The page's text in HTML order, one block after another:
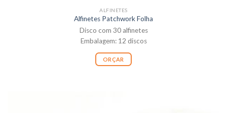
ALFINETES
Alfinetes Patchwork Folha
Disco com 30 alfinetes
Embalagem: 12 discos
ORÇAR